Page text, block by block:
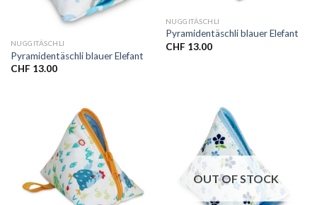
NUGGITÄSCHLI
Pyramidentäschli blauer Elefant
CHF 13.00
NUGGITÄSCHLI
Pyramidentäschli blauer Elefant
CHF 13.00
OUT OF STOCK